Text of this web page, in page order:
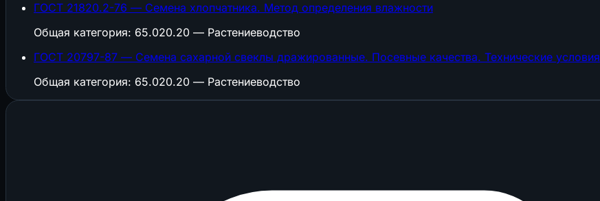
ГОСТ 21820.2-76 — Семена хлопчатника. Метод определения влажности
Общая категория: 65.020.20 — Растениеводство
ГОСТ 20797-87 — Семена сахарной свеклы дражированные. Посевные качества. Технические условия
Общая категория: 65.020.20 — Растениеводство